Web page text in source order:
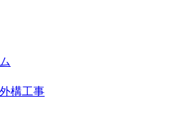
構工事